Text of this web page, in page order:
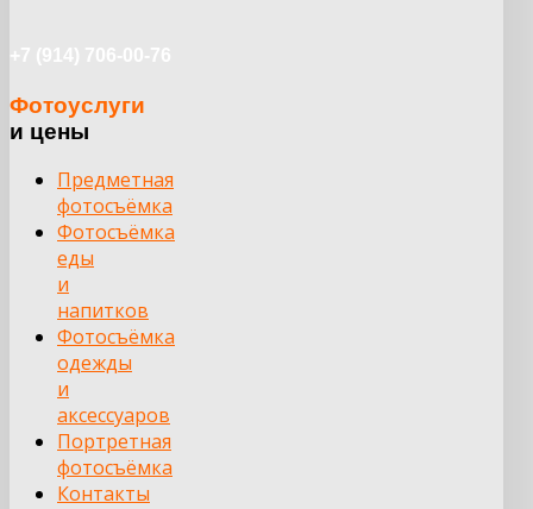
Фотоуслуги
и цены
Предметная
фотосъёмка
Фотосъёмка
еды
и
напитков
Фотосъёмка
одежды
и
аксессуаров
Портретная
фотосъёмка
Контакты